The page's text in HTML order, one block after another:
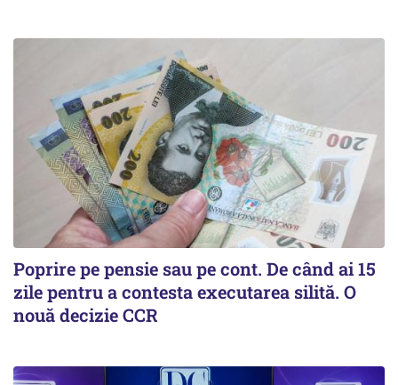
Poprire pe pensie sau pe cont. De când ai 15
zile pentru a contesta executarea silită. O
nouă decizie CCR